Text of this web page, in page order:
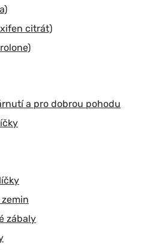
citrát)
a pro dobrou pohodu
zábaly